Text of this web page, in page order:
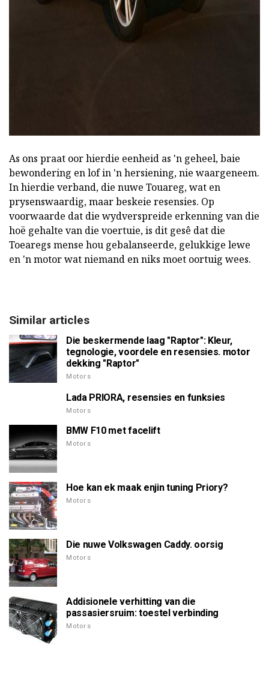
As ons praat oor hierdie eenheid as 'n geheel, baie
bewondering en lof in 'n hersiening, nie waargeneem.
In hierdie verband, die nuwe Touareg, wat en
prysenswaardig, maar beskeie resensies. Op
voorwaarde dat die wydverspreide erkenning van die
hoë gehalte van die voertuie, is dit gesê dat die
Toearegs mense hou gebalanseerde, gelukkige lewe
en 'n motor wat niemand en niks moet oortuig wees.
Similar articles
Die beskermende laag "Raptor": Kleur,
tegnologie, voordele en resensies. motor
dekking "Raptor"
Motors
Lada PRIORA, resensies en funksies
Motors
BMW F10 met facelift
Motors
Hoe kan ek maak enjin tuning Priory?
Motors
Die nuwe Volkswagen Caddy. oorsig
Motors
Addisionele verhitting van die
passasiersruim: toestel verbinding
Motors